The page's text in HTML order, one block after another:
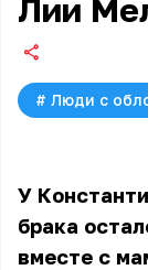
Лии
# Люди с
У
брака
вместе с